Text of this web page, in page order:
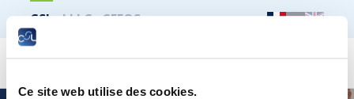
Ce site web utilise des cookies.
CSL LLLC CEFOS